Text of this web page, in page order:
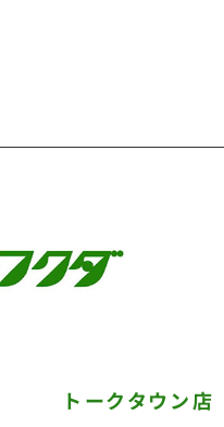
トークタウン店